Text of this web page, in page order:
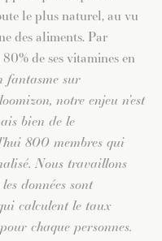
le plus naturel, au vu
des aliments. Par
de ses vitamines en
fantasme sur
notre enjeu n’est
bien de le
800 membres qui
Nous travaillons
données sont
calculent le taux
chaque personnes.